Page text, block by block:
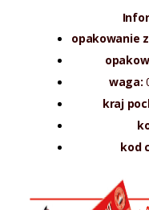
opakowanie
waga:
kraj
kod